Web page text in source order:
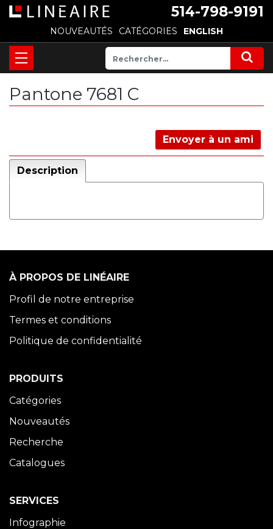
514-798-9191
NOUVEAUTÉS CATÉGORIES ENGLISH
Pantone 7681 C
Envoyer à un ami
Description
À PROPOS DE LINÉAIRE
Profil de notre entreprise
Termes et conditions
Politique de confidentialité
PRODUITS
Catégories
Nouveautés
Recherche
Catalogues
SERVICES
Infographie